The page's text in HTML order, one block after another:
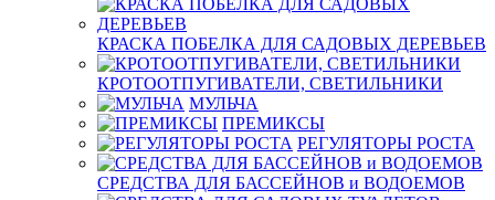
КРАСКА ПОБЕЛКА ДЛЯ САДОВЫХ ДЕРЕВЬЕВ
КРОТООТПУГИВАТЕЛИ, СВЕТИЛЬНИКИ
МУЛЬЧА
ПРЕМИКСЫ
РЕГУЛЯТОРЫ РОСТА
СРЕДСТВА ДЛЯ БАССЕЙНОВ и ВОДОЕМОВ